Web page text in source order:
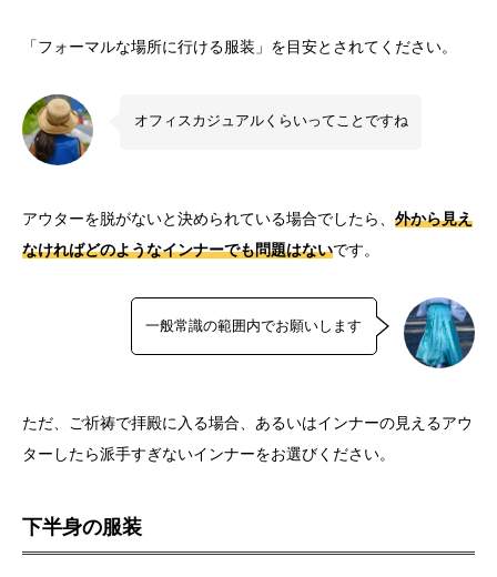
「フォーマルな場所に行ける服装」を目安とされてください。
オフィスカジュアルくらいってことですね
アウターを脱がないと決められている場合でしたら、 外から見え
なければどのようなインナーでも問題はないです。
一般常識の範囲内でお願いします
ただ、ご祈祷で拝殿に入る場合、あるいはインナーの見えるアウ
ターしたら派手すぎないインナーをお選びください。
下半身の服装